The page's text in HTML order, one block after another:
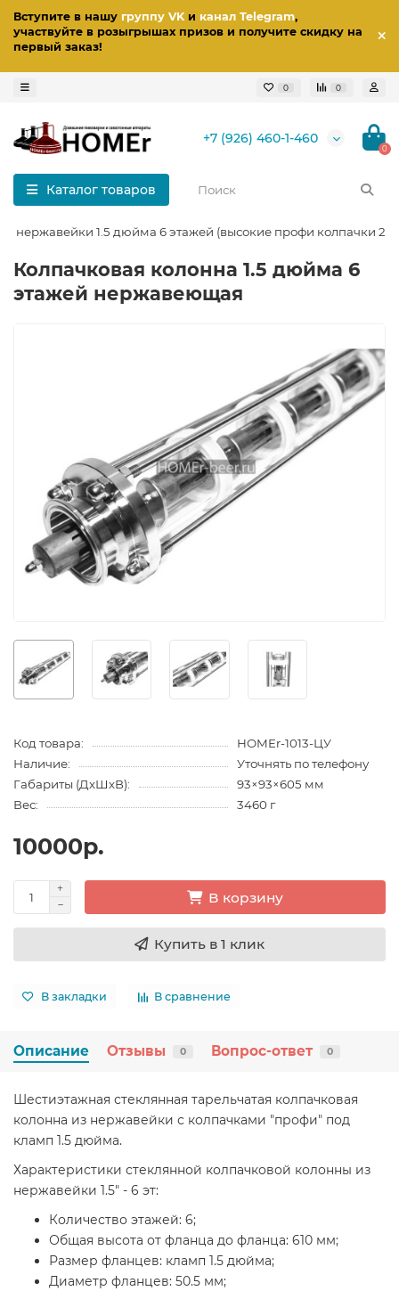
Вступите в нашу группу VKи канал Telegram,
участвуйте в розыгрышах призов и получите скидку на
первый заказ!
0 0
+7 (926) 460-1-460
0
Каталог товаров
нержавейки 1.5 дюйма 6 этажей (высокие профи колпачки 2 в
Колпачковая колонна 1.5 дюйма 6
этажей нержавеющая
Код товара:
HOMEr-1013-ЦУ
Наличие:
Уточнять по телефону
Габариты (ДхШхВ):
93×93×605 мм
Вес:
3460 г
10000р.
В корзину
Купить в 1 клик
В закладки В сравнение
Описание Отзывы 0 Вопрос-ответ 0
Шестиэтажная стеклянная тарельчатая колпачковая
колонна из нержавейки с колпачками "профи" под
кламп 1.5 дюйма.
Характеристики стеклянной колпачковой колонны из
нержавейки 1.5" - 6 эт:
Количество этажей: 6;
Общая высота от фланца до фланца: 610 мм;
Размер фланцев: кламп 1.5 дюйма;
Диаметр фланцев: 50.5 мм;